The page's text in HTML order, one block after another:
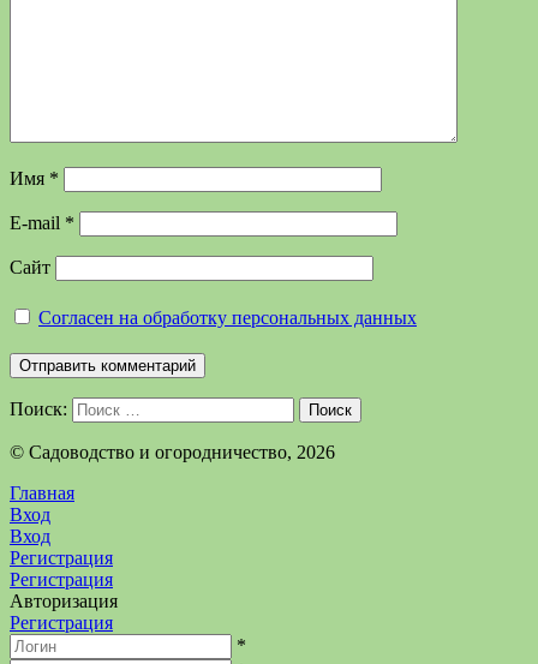
Имя *
E-mail *
Сайт
Согласен на обработку персональных данных
Поиск: Поиск
©️ Садоводство и огородничество, 2026
Главная
Вход
Вход
Регистрация
Регистрация
Авторизация
Регистрация
*